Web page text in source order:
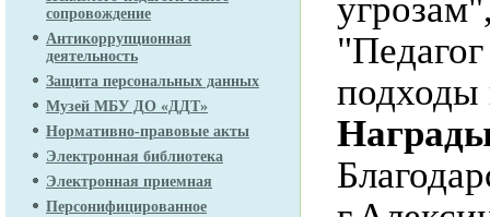
сопровождение
Антикоррупционная
деятельность
Защита персональных данных
Музей МБУ ДО «ДДТ»
Нормативно-правовые акты
Электронная библиотека
Электронная приемная
Персонифицированное
подходы